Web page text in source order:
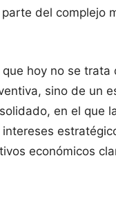
del complejo
hoy no se trata
sino de un
en el que
económicos